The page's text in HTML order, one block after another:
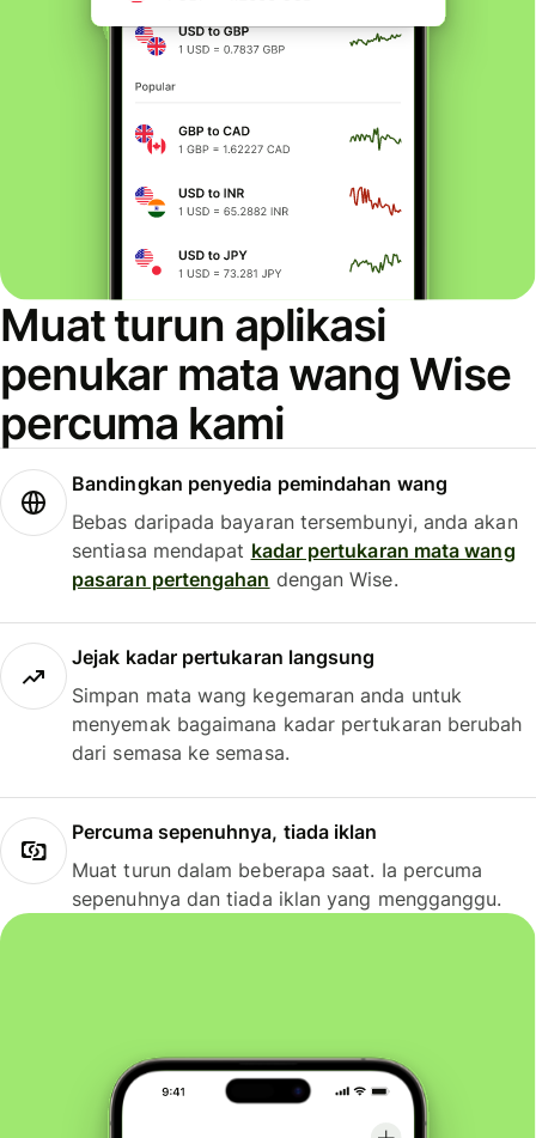
Muat turun aplikasi
penukar mata wang Wise
percuma kami
Bandingkan penyedia pemindahan wang
Bebas daripada bayaran tersembunyi, anda akan
sentiasa mendapat kadar pertukaran mata wang
pasaran pertengahan dengan Wise.
Jejak kadar pertukaran langsung
Simpan mata wang kegemaran anda untuk
menyemak bagaimana kadar pertukaran berubah
dari semasa ke semasa.
Percuma sepenuhnya, tiada iklan
Muat turun dalam beberapa saat. Ia percuma
sepenuhnya dan tiada iklan yang mengganggu.